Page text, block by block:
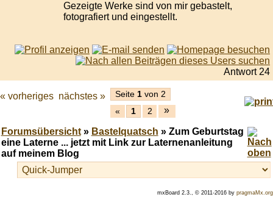
Gezeigte Werke sind von mir gebastelt,
fotografiert und eingestellt.
Antwort 24
« vorheriges nächstes » Seite 1von 2
«
1 2 »
Forumsübersicht» Bastelquatsch » Zum Geburtstag
eine Laterne ... jetzt mit Link zur Laternenanleitung
auf meinem Blog
mxBoard 2.3., © 2011-2016 by pragmaMx.org